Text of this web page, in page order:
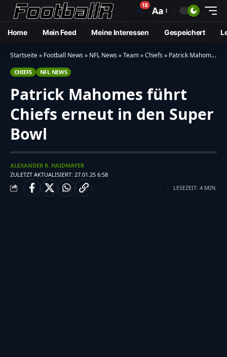
🔔18 Aa
Home Mein Feed Meine Interessen Gespeichert
Startseite» Football News» NFL News»Team»Chiefs» Patrick Mahomes führt Chiefs erneut in den Super Bowl
CHIEFS NFL NEWS
Patrick Mahomes führt
Chiefs erneut in den Super
Bowl
ZULETZT AKTUALISIERT: 27.01.25 6:58
ALEXANDER R. HAIDMAYER
LESEZEIT: 4 MIN.